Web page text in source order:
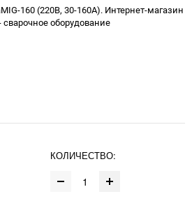
КОЛИЧЕСТВО: